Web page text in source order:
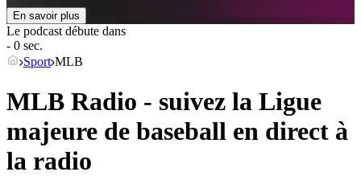
En savoir plus
Le podcast débute dans
- 0 sec.
Sport MLB
MLB Radio - suivez la Ligue
majeure de baseball en direct à
la radio